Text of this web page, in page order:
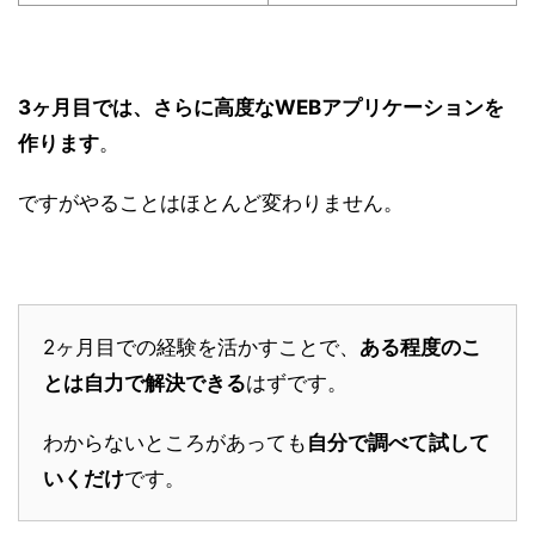
3ヶ月目では、さらに高度なWEBアプリケーションを
作ります。
ですがやることはほとんど変わりません。
2ヶ月目での経験を活かすことで、 ある程度のこ
とは自力で解決できるはずです。
わからないところがあっても 自分で調べて試して
いくだけです。